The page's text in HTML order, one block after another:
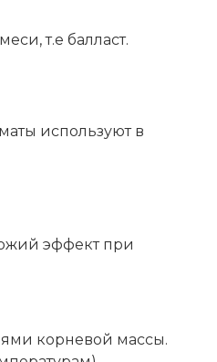
т.е балласт.
используют в
эффект при
корневой массы.